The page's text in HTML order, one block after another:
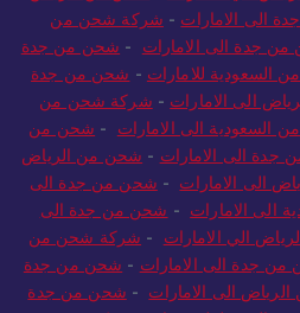
الى الامارات - شركة شحن من
جدة الى الامارات - شحن من جدة
للامارات - شحن من جدة
الى الامارات - شركة شحن من
السعودية الى الامارات - شحن من
الى الامارات - شحن من الرياض
الى الامارات - شحن من جدة الى
الى الامارات - شحن من جدة الى
الي الامارات - شركة شحن من
جدة الى الامارات - شحن من جدة
الى الامارات - شحن من جدة